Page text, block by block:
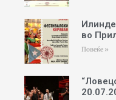
во
Повеќе »